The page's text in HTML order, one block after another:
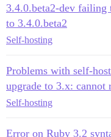
3.4.0.beta2-dev failing
to 3.4.0.beta2
Self-hosting
Problems with self-
upgrade to 3.x: cannot
Self-hosting
Error on Ruby 3.2